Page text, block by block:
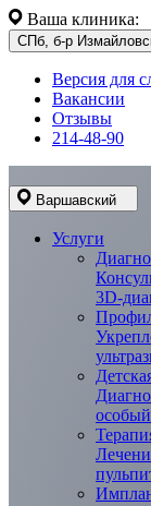
Ваша клиника:
СПб, б-р
Версия для
Вакансии
Отзывы
214-48-90
Варшавский
Услуги
3D-